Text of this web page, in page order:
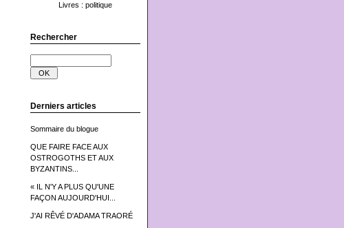
Livres : politique
Rechercher
Derniers articles
Sommaire du blogue
QUE FAIRE FACE AUX
OSTROGOTHS ET AUX
BYZANTINS...
« IL N'Y A PLUS QU'UNE
FAÇON AUJOURD'HUI...
J'AI RÊVÉ D'ADAMA TRAORÉ